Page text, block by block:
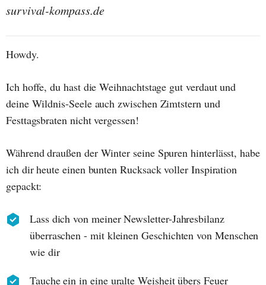
survival-kompass.de
Howdy.
Ich hoffe, du hast die Weihnachtstage gut verdaut und
deine Wildnis-Seele auch zwischen Zimtstern und
Festtagsbraten nicht vergessen!
Während draußen der Winter seine Spuren hinterlässt, habe
ich dir heute einen bunten Rucksack voller Inspiration
gepackt:
Lass dich von meiner Newsletter-Jahresbilanz
überraschen - mit kleinen Geschichten von Menschen
wie dir
Tauche ein in eine uralte Weisheit übers Feuer